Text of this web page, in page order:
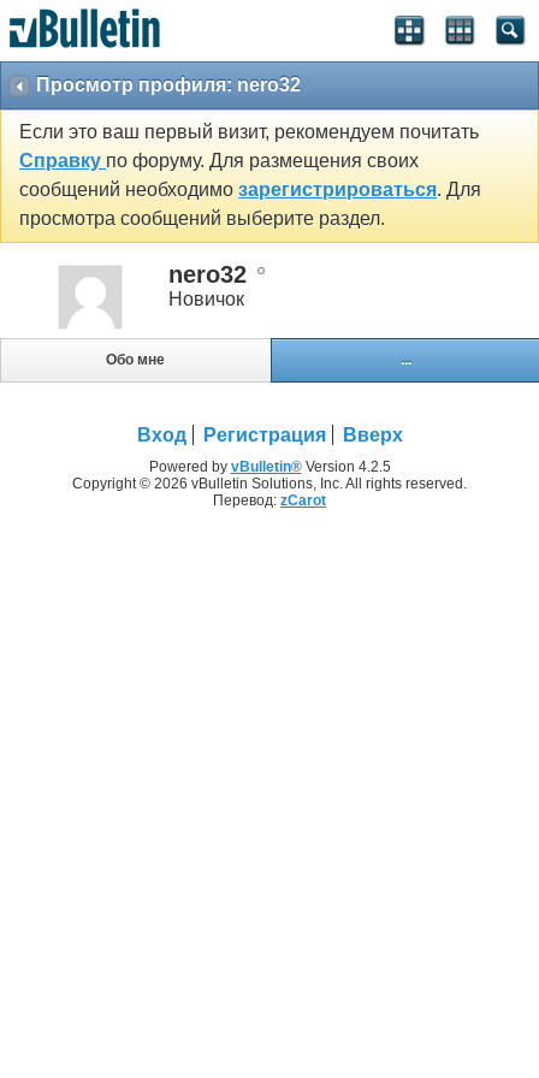
Просмотр профиля: nero32
Если это ваш первый визит, рекомендуем почитать
Справку по форуму. Для размещения своих
сообщений необходимо зарегистрироваться. Для
просмотра сообщений выберите раздел.
nero32
Новичок
Обо мне ...
Вход Регистрация Вверх
Powered by vBulletin®Version 4.2.5
Copyright © 2026 vBulletin Solutions, Inc. All rights reserved.
Перевод: zCarot